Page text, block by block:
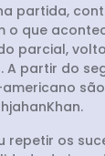
partida,
o que
parcial,
partir do
repetir os